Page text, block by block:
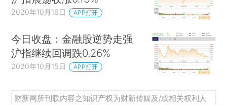
2020年10月16日 APP打开
今日收盘：金融股逆势走强
沪指继续回调跌0.26%
2020年10月15日 APP打开
财新网所刊载内容之知识产权为财新传媒及/或相关权利人